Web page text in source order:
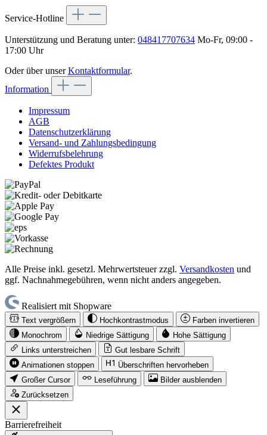
Service-Hotline
Unterstützung und Beratung unter: 048417707634 Mo-Fr, 09:00 -
17:00 Uhr
Oder über unserKontaktformular.
Information
Impressum
AGB
Datenschutzerklärung
Versand- und Zahlungsbedingung
Widerrufsbelehrung
Defektes Produkt
Alle Preise inkl. gesetzl. Mehrwertsteuer zzgl. Versandkosten und
ggf. Nachnahmegebühren, wenn nicht anders angegeben.
Realisiert mit Shopware
Text vergrößern Hochkontrastmodus
Farben invertieren
Monochrom
Niedrige Sättigung
Hohe Sättigung
Links unterstreichen
Gut lesbare Schrift
Animationen stoppen
Überschriften hervorheben
Großer Cursor
Leseführung
Bilder ausblenden
Zurücksetzen
Barrierefreiheit